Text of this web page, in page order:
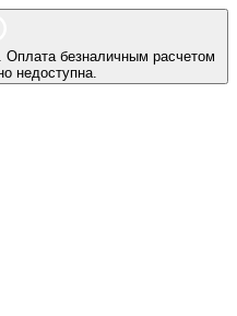
Оплата безналичным расчетом
недоступна.